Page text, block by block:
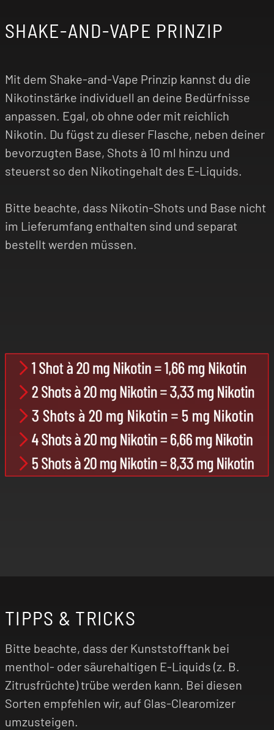
SHAKE-AND-VAPE PRINZIP
Mit dem Shake-and-Vape Prinzip kannst du die
Nikotinstärke individuell an deine Bedürfnisse
anpassen. Egal, ob ohne oder mit reichlich
Nikotin. Du fügst zu dieser Flasche, neben deiner
bevorzugten Base, Shots à 10 ml hinzu und
steuerst so den Nikotingehalt des E-Liquids.
Bitte beachte, dass Nikotin-Shots und Base nicht
im Lieferumfang enthalten sind und separat
bestellt werden müssen.
TIPPS & TRICKS
Bitte beachte, dass der Kunststofftank bei
menthol- oder säurehaltigen E-Liquids (z. B.
Zitrusfrüchte) trübe werden kann. Bei diesen
Sorten empfehlen wir, auf Glas-Clearomizer
umzusteigen.